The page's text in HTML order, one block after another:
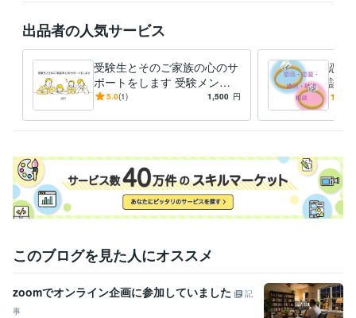
出品者の人気サービス
受験生とそのご家族の心のサ
ポートをします 受験メンタ
ルトレーナーがあなたのお悩
5.0(1) 1,500 円
恋活
談乗
ンタ
このブログを見た人にオススメ
zoomでオンライン企画に参加していました
記
事